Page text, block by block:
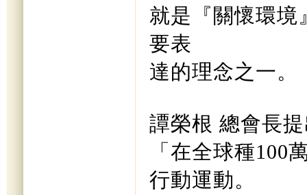
就是『關懷環境
要表
達的理念之一
譚榮根 總會長
「在全球種100
行動運動。